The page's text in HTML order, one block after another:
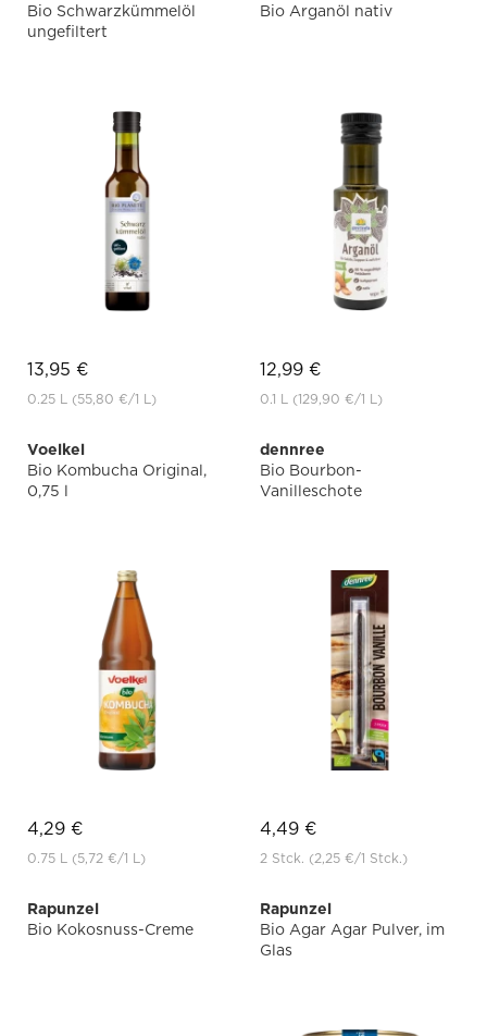
Bio Schwarzkümmelöl
ungefiltert
13,95 €
0.25 L (55,80 €/1 L)
Bio Arganöl nativ
12,99 €
0.1 L (129,90 €/1 L)
Voelkel
Bio Kombucha Original,
0,75 l
4,29 €
0.75 L (5,72 €/1 L)
dennree
Bio Bourbon-
Vanilleschote
4,49 €
2 Stck. (2,25 €/1 Stck.)
Rapunzel
Bio Kokosnuss-Creme
Rapunzel
Bio Agar Agar Pulver, im
Glas